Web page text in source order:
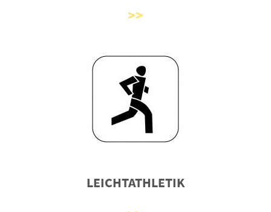
LEICHTATHLETIK